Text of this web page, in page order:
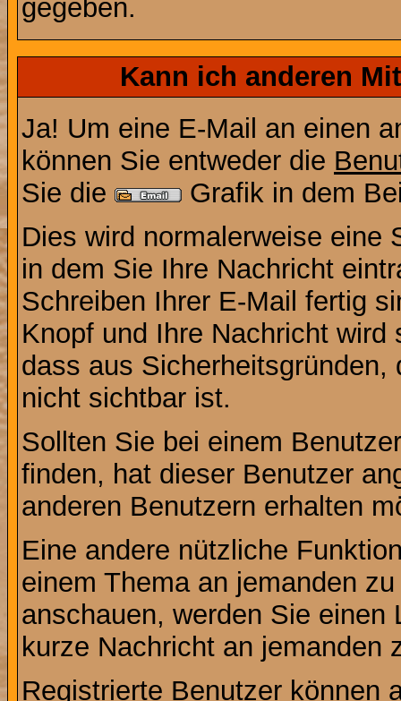
gegeben.
Kann ich anderen
Ja! Um eine E-Mail an einen
können Sie entweder die
Sie die
Grafik in dem
Dies wird normalerweise eine
in dem Sie Ihre Nachricht
Schreiben Ihrer E-Mail fertig
Knopf und Ihre Nachricht
dass aus
nicht sichtbar ist.
Sollten Sie bei einem
finden, hat dieser Benutzer
anderen Benutzern erhalten
Eine andere nützliche
einem Thema an jemanden
anschauen, werden Sie
kurze Nachricht an jemanden
Registrierte Benutzer können